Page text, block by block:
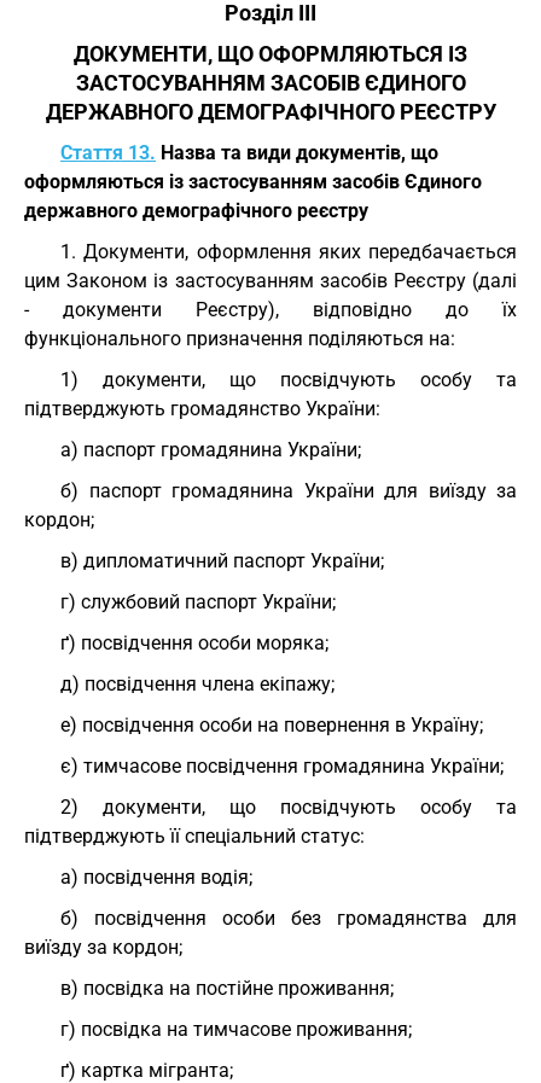
Розділ III
ДОКУМЕНТИ, ЩО ОФОРМЛЯЮТЬСЯ ІЗ
ЗАСТОСУВАННЯМ ЗАСОБІВ ЄДИНОГО
ДЕРЖАВНОГО ДЕМОГРАФІЧНОГО РЕЄСТРУ
Стаття 13. Назва та види документів, що
оформляються із застосуванням засобів Єдиного
державного демографічного реєстру
1. Документи, оформлення яких передбачається
цим Законом із застосуванням засобів Реєстру (далі
- документи Реєстру), відповідно до їх
функціонального призначення поділяються на:
1) документи, що посвідчують особу та
підтверджують громадянство України:
а) паспорт громадянина України;
б) паспорт громадянина України для виїзду за
кордон;
в) дипломатичний паспорт України;
г) службовий паспорт України;
ґ) посвідчення особи моряка;
д) посвідчення члена екіпажу;
е) посвідчення особи на повернення в Україну;
є) тимчасове посвідчення громадянина України;
2) документи, що посвідчують особу та
підтверджують її спеціальний статус:
а) посвідчення водія;
б) посвідчення особи без громадянства для
виїзду за кордон;
в) посвідка на постійне проживання;
г) посвідка на тимчасове проживання;
ґ) картка мігранта;